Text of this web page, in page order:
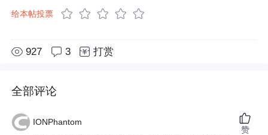
给本帖投票
927 3 打赏
全部评论
IONPhantom
赞